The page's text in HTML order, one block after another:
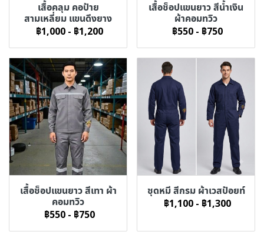
เสื้อคลุม คอป้าย
สามเหลี่ยม แขนดึงยาง
฿1,000 - ฿1,200
เสื้อช็อปแขนยาว สีน้ำเงิน
ผ้าคอมทวิว
฿550 - ฿750
เสื้อช็อปแขนยาว สีเทา ผ้า
คอมทวิว
฿550 - ฿750
ชุดหมี สีกรม ผ้าเวสป้อยท์
฿1,100 - ฿1,300